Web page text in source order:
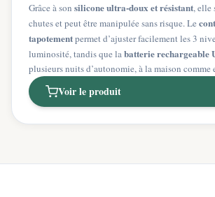
Grâce à son silicone ultra-doux et résistant, elle
chutes et peut être manipulée sans risque. Le
tapotementpermet d’ajuster facilement les 3
luminosité, tandis que labatterie rechargeable
plusieurs nuits d’autonomie, à la maison comme
Voir le produit